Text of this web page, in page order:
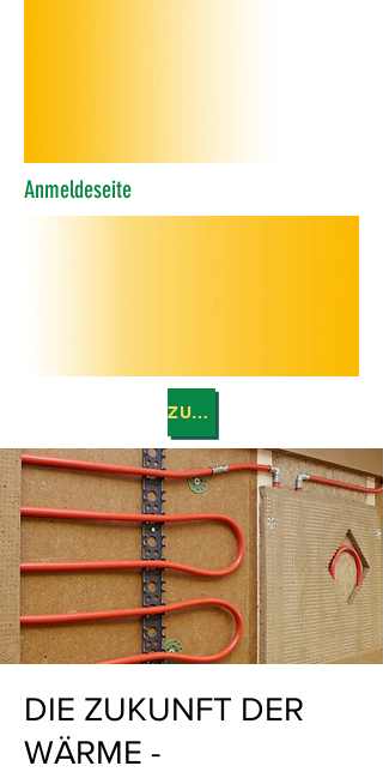
Anmeldeseite
ZURÜCK
DIE ZUKUNFT DER
WÄRME -